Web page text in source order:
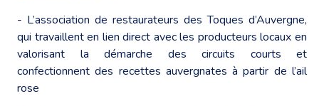
- L’association de restaurateurs des Toques d’Auvergne,
qui travaillent en lien direct avec les producteurs locaux en
valorisant la démarche des circuits courts et
confectionnent des recettes auvergnates à partir de l’ail
rose